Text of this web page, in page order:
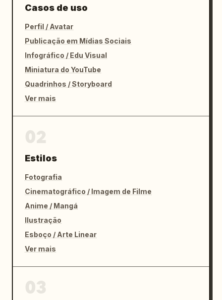
Casos de uso
Perfil / Avatar
Publicação em Mídias Sociais
Infográfico / Edu Visual
Miniatura do YouTube
Quadrinhos / Storyboard
Ver mais
Estilos
Fotografia
Cinematográfico / Imagem de Filme
Anime / Mangá
Ilustração
Esboço / Arte Linear
Ver mais